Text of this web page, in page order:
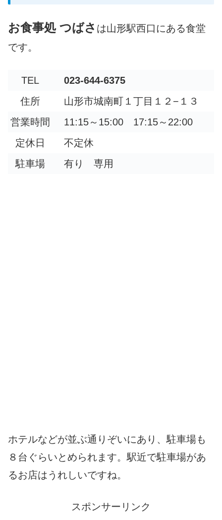
お食事処 つばさ は山形駅西口にある食堂
です。
TEL
023-644-6375
住所
山形市城南町１丁目１２−１３
営業時間
11:15～15:00 17:15～22:00
定休日
不定休
駐車場
有り 専用
ホテルなどが並ぶ通りぞいにあり、駐車場も
８台ぐらいとめられます。駅近で駐車場があ
るお店はうれしいですね。
スポンサーリンク